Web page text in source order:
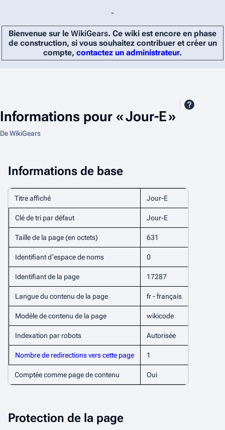
-
Bienvenue sur le WikiGears. Ce wiki est encore en phase
de construction, si vous souhaitez contribuer et créer un
compte, contactez un administrateur.
Informations pour « Jour-E »
De WikiGears
Informations de base
Titre affiché Jour-E
Clé de tri par défaut Jour-E
Taille de la page (en octets) 631
Identifiant dʼespace de noms 0
Identifiant de la page 17287
Langue du contenu de la page fr - français
Modèle de contenu de la page wikicode
Indexation par robots Autorisée
Nombre de redirections vers cette page 1
Comptée comme page de contenu Oui
Protection de la page